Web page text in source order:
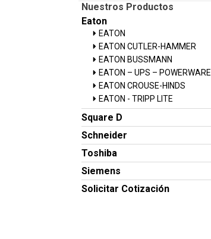
Nuestros Productos
Eaton
EATON
EATON CUTLER-HAMMER
EATON BUSSMANN
EATON – UPS – POWERWARE
EATON CROUSE-HINDS
EATON - TRIPP LITE
Square D
Schneider
Toshiba
Siemens
Solicitar Cotización